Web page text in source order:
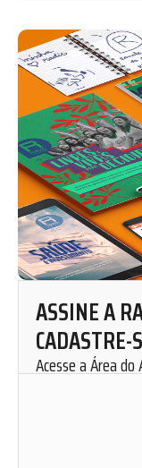
ASSINE A
Acesse a Área